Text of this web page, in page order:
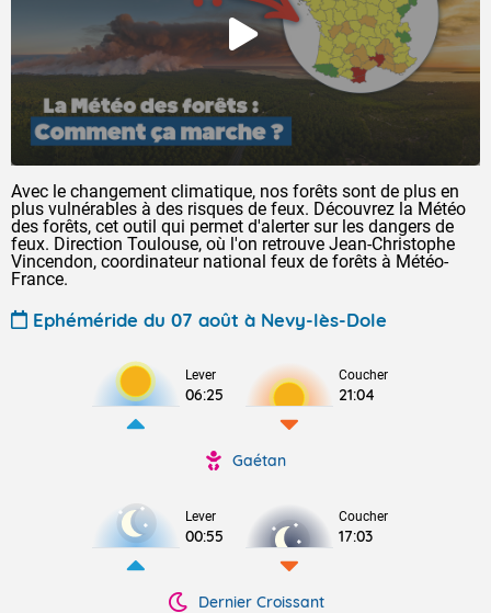
Avec le changement climatique, nos forêts sont de plus en
plus vulnérables à des risques de feux. Découvrez la Météo
des forêts, cet outil qui permet d'alerter sur les dangers de
feux. Direction Toulouse, où l'on retrouve Jean-Christophe
Vincendon, coordinateur national feux de forêts à Météo-
France.
Ephéméride du 07 août à Nevy-lès-Dole
Lever
06:25
Coucher
21:04
Gaétan
Lever
00:55
Coucher
17:03
Dernier Croissant